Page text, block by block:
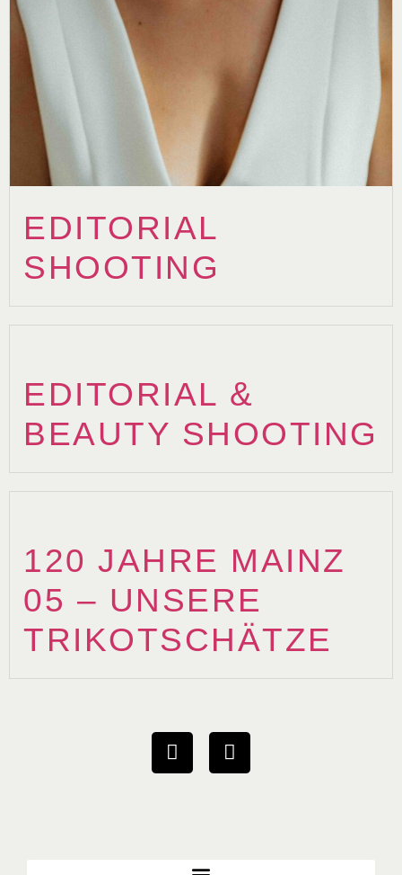
EDITORIAL
SHOOTING
EDITORIAL &
BEAUTY SHOOTING
120 JAHRE MAINZ
05 – UNSERE
TRIKOTSCHÄTZE